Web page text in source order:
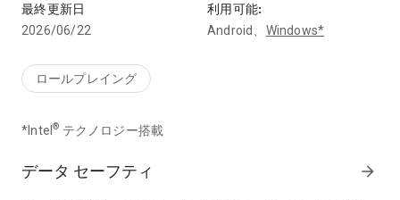
✦今こそ反撃の時✦
異星の侵略に抗うは、【コア】に選ばれし少女たち。個性豊か
を指揮しよう。
砕星から回収された大型人形機動兵器を元に開発された【機
しており、状況に応じて即座に転送され、強大な火力で戦況を
一変させる。
最終更新日
2026/06/22
利用可能:
Android、 Windows*
ロールプレイング
*Intel® テクノロジー搭載
データ セーフティ arrow_forward